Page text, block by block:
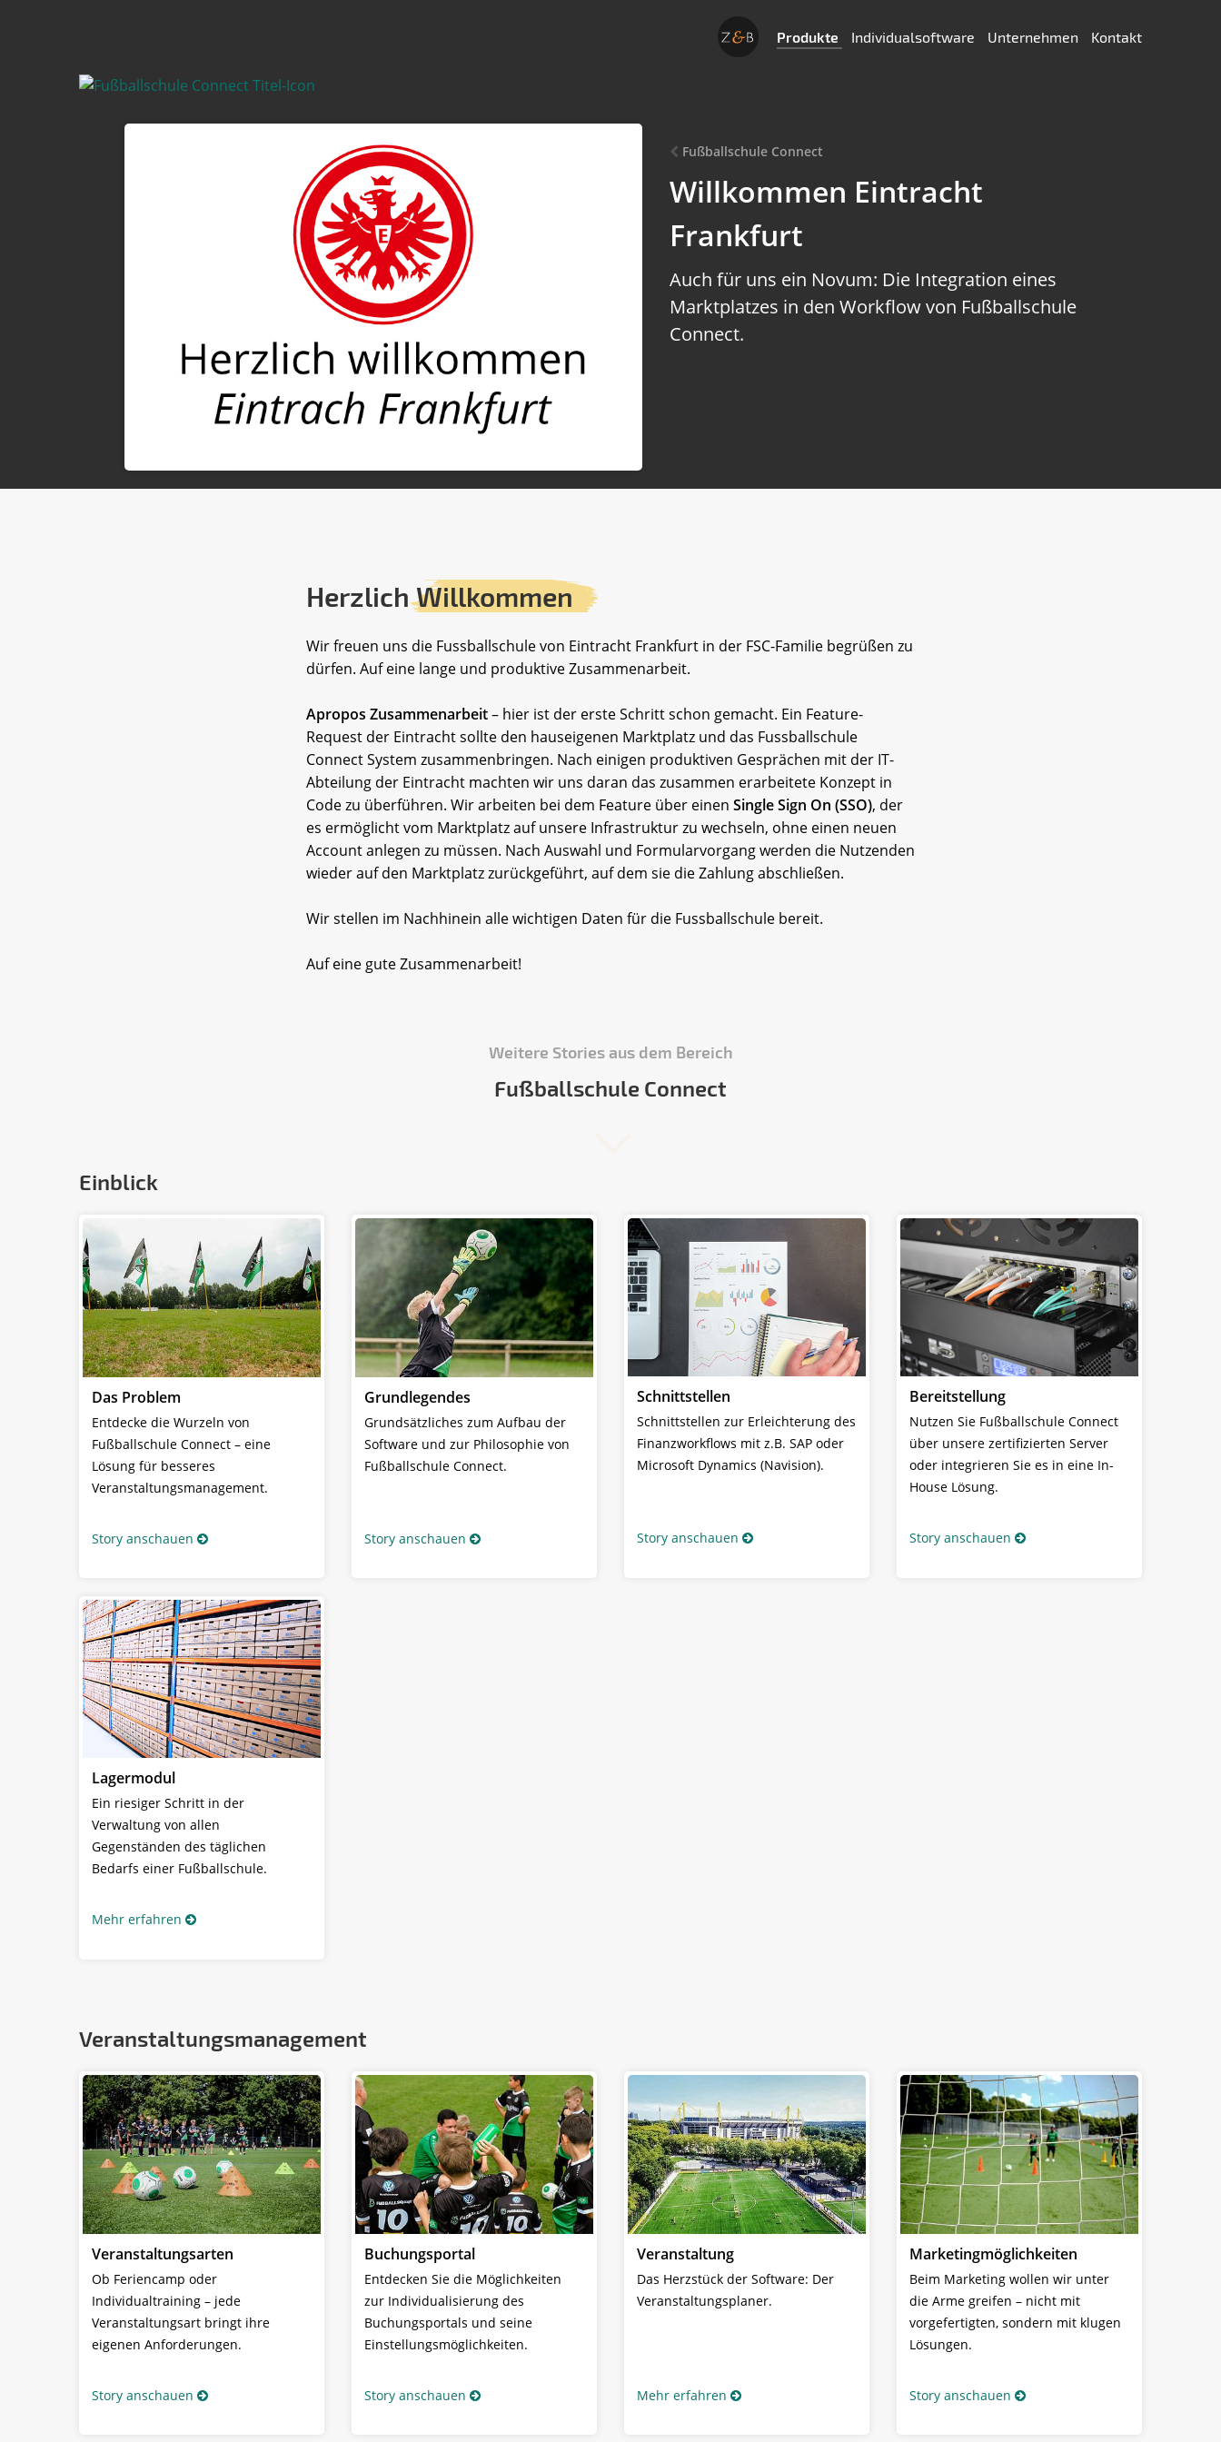
Produkte Individualsoftware Unternehmen Kontakt
Fußballschule Connect
Willkommen Eintracht
Frankfurt
Auch für uns ein Novum: Die Integration eines
Marktplatzes in den Workflow von Fußballschule
Connect.
HerzlichWillkommen
Wir freuen uns die Fussballschule von Eintracht Frankfurt in der FSC-Familie begrüßen zu
dürfen. Auf eine lange und produktive Zusammenarbeit.
Apropos Zusammenarbeit– hier ist der erste Schritt schon gemacht. Ein Feature-
Request der Eintracht sollte den hauseigenen Marktplatz und das Fussballschule
Connect System zusammenbringen. Nach einigen produktiven Gesprächen mit der IT-
Abteilung der Eintracht machten wir uns daran das zusammen erarbeitete Konzept in
Code zu überführen. Wir arbeiten bei dem Feature über einen Single Sign On (SSO), der
es ermöglicht vom Marktplatz auf unsere Infrastruktur zu wechseln, ohne einen neuen
Account anlegen zu müssen. Nach Auswahl und Formularvorgang werden die Nutzenden
wieder auf den Marktplatz zurückgeführt, auf dem sie die Zahlung abschließen.
Wir stellen im Nachhinein alle wichtigen Daten für die Fussballschule bereit.
Auf eine gute Zusammenarbeit!
Weitere Stories aus dem Bereich
Fußballschule Connect
Einblick
Das Problem
Entdecke die Wurzeln von
Fußballschule Connect – eine
Lösung für besseres
Veranstaltungsmanagement.
Story anschauen
Grundlegendes
Grundsätzliches zum Aufbau der
Software und zur Philosophie von
Fußballschule Connect.
Story anschauen
Schnittstellen
Schnittstellen zur Erleichterung des
Finanzworkflows mit z.B. SAP oder
Microsoft Dynamics (Navision).
Story anschauen
Bereitstellung
Nutzen Sie Fußballschule Connect
über unsere zertifizierten Server
oder integrieren Sie es in eine In-
House Lösung.
Story anschauen
Lagermodul
Ein riesiger Schritt in der
Verwaltung von allen
Gegenständen des täglichen
Bedarfs einer Fußballschule.
Mehr erfahren
Veranstaltungsmanagement
Veranstaltungsarten
Ob Feriencamp oder
Individualtraining – jede
Veranstaltungsart bringt ihre
eigenen Anforderungen.
Story anschauen
Buchungsportal
Entdecken Sie die Möglichkeiten
zur Individualisierung des
Buchungsportals und seine
Einstellungsmöglichkeiten.
Story anschauen
Veranstaltung
Das Herzstück der Software: Der
Veranstaltungsplaner.
Mehr erfahren
Marketingmöglichkeiten
Beim Marketing wollen wir unter
die Arme greifen – nicht mit
vorgefertigten, sondern mit klugen
Lösungen.
Story anschauen